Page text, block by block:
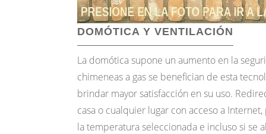
DOMÓTICA Y VENTILACIÓN
La domótica supone un aumento en la
chimeneas a gas se benefician de esta
brindar mayor satisfacción en su uso.
casa o cualquier lugar con acceso a
la temperatura seleccionada e incluso si se